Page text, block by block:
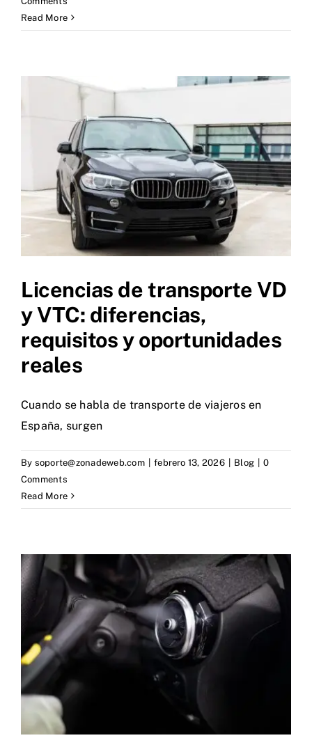
Read More
Licencias de transporte VD
y VTC: diferencias,
requisitos y oportunidades
reales
Cuando se habla de transporte de viajeros en
España, surgen
By soporte@zonadeweb.com febrero 13, 2026 Blog
0
Comments
Read More